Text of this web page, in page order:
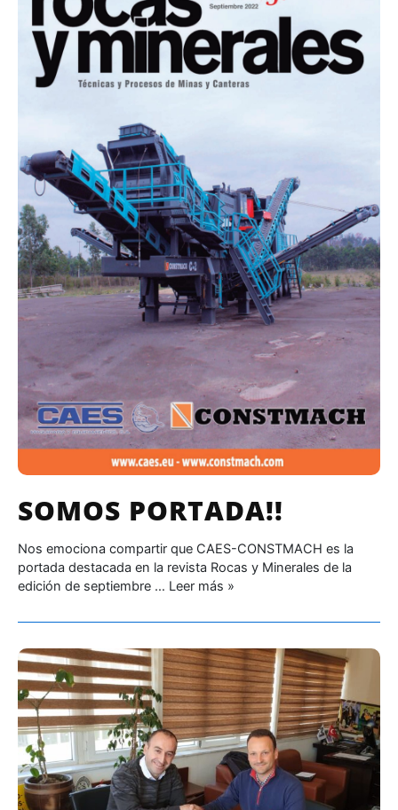
SOMOS PORTADA!!
Nos emociona compartir que CAES-CONSTMACH es la
portada destacada en la revista Rocas y Minerales de la
edición de septiembre … Leer más »